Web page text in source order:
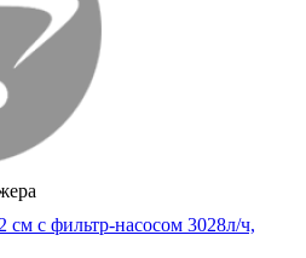
см с фильтр-насосом 3028л/ч,